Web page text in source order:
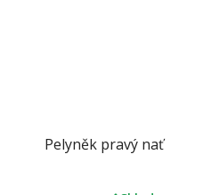
Pelyněk pravý nať